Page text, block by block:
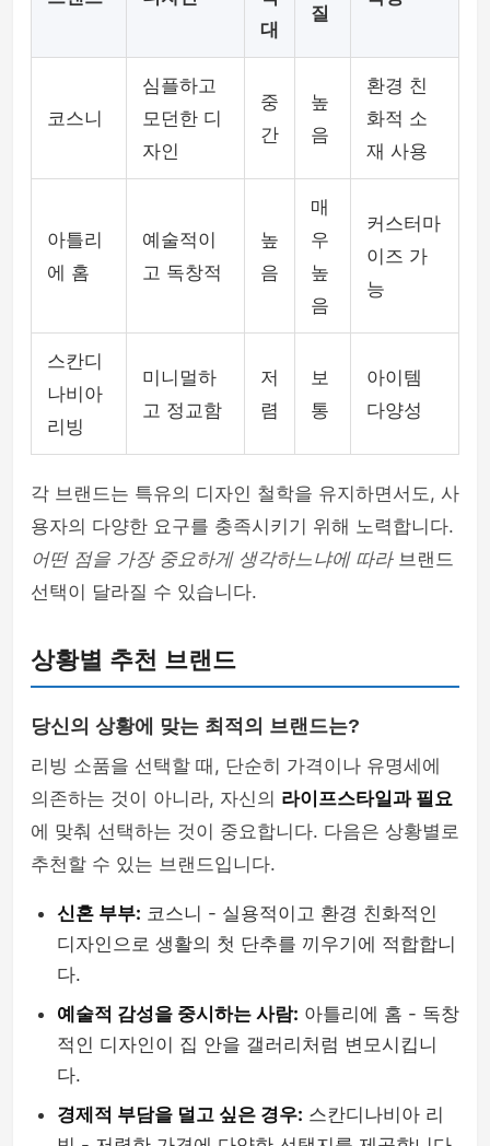
대
질
코스니
심플하고
모던한 디
자인
중
간
높
음
환경 친
화적 소
재 사용
아틀리
에 홈
예술적이
고 독창적
높
음
매
우
높
음
커스터마
이즈 가
능
스칸디
나비아
리빙
미니멀하
고 정교함
저
렴
보
통
아이템
다양성
각 브랜드는 특유의 디자인 철학을 유지하면서도, 사
용자의 다양한 요구를 충족시키기 위해 노력합니다.
어떤 점을 가장 중요하게 생각하느냐에 따라브랜드
선택이 달라질 수 있습니다.
상황별 추천 브랜드
당신의 상황에 맞는 최적의 브랜드는?
리빙 소품을 선택할 때, 단순히 가격이나 유명세에
의존하는 것이 아니라, 자신의 라이프스타일과 필요
에 맞춰 선택하는 것이 중요합니다. 다음은 상황별로
추천할 수 있는 브랜드입니다.
신혼 부부: 코스니 - 실용적이고 환경 친화적인
디자인으로 생활의 첫 단추를 끼우기에 적합합니
다.
예술적 감성을 중시하는 사람: 아틀리에 홈 - 독창
적인 디자인이 집 안을 갤러리처럼 변모시킵니
다.
경제적 부담을 덜고 싶은 경우: 스칸디나비아 리